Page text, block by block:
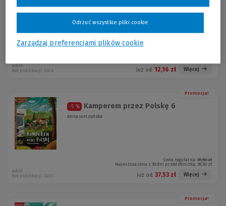
Już od: 12,16 zł Więcej
sobik
Rok publikacji: 2024
Promocja!
-5 % Kamperem przez Polskę 6
Anna Jurczyńska
Cena regularna: 39,50 zł
Najniższa cena z 30 dni przed obniżką: 39,50 zł
Już od: 37,53 zł Więcej
sobik
Rok publikacji: 2023
Promocja!
Zarządzaj preferencjami plików cookie
Odrzuć wszystkie pliki cookie